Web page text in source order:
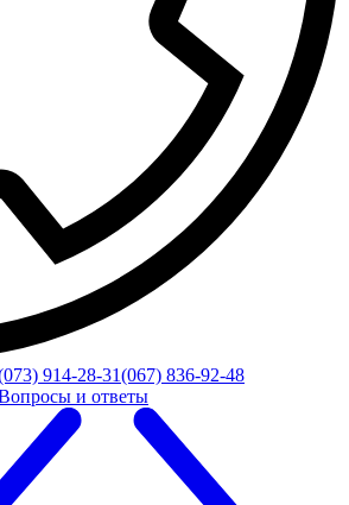
914-28-31(067) 836-92-48
и ответы